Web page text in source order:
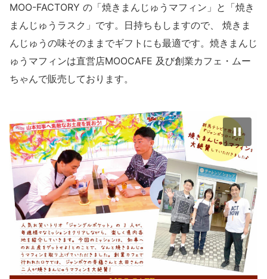
MOO-FACTORY の「焼きまんじゅうマフィン」と「焼き
まんじゅうラスク」です。日持ちもしますので、 焼きま
んじゅうの味そのままでギフトにも最適です。焼きまんじ
ゅうマフィンは直営店MOOCAFE 及び創業カフェ・ムー
ちゃんで販売しております。